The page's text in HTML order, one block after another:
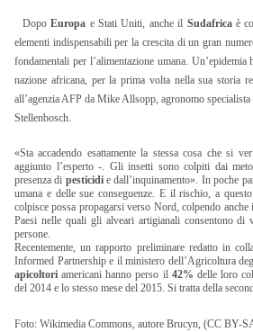
DopoEuropa e Stati Uniti, anche il Sudafrica è
elementi indispensabili per la crescita di un gran
fondamentali per l’alimentazione umana.
nazione africana, per la prima volta nella sua storia
all’agenzia AFP da Mike Allsopp, agronomo specialista
Stellenbosch.
«Sta accadendo esattamente la stessa cosa che si
aggiunto l’esperto -. Gli insetti sono colpiti dai
presenza di pesticidie dall’inquinamento». In poche
umana e delle sue conseguenze. E il rischio, a
colpisce possa propagarsi verso Nord, colpendo
Paesi nelle quali gli alveari artigianali consentono di
persone.
Recentemente, un rapporto preliminare redatto in
Informed Partnership e il ministero dell’Agricoltura
apicoltori americani hanno perso il42% delle loro
del 2014 e lo stesso mese del 2015. Si tratta della
Foto: Wikimedia Commons, autore Brucyn, (CC BY-